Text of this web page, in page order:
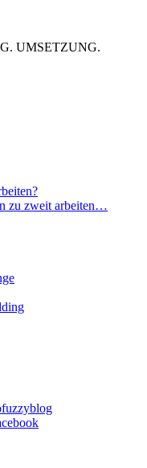
UMSETZUNG.
zu zweit arbeiten…